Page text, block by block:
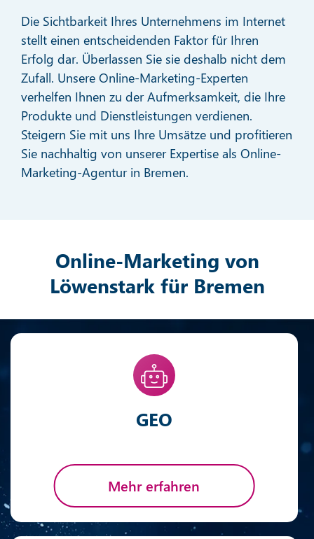
Hier klicken
Friendly
Die Sichtbarkeit Ihres Unternehmens im Internet
stellt einen entscheidenden Faktor für Ihren
Erfolg dar. Überlassen Sie sie deshalb nicht dem
Zufall. Unsere Online-Marketing-Experten
verhelfen Ihnen zu der Aufmerksamkeit, die Ihre
Produkte und Dienstleistungen verdienen.
Steigern Sie mit uns Ihre Umsätze und profitieren
Sie nachhaltig von unserer Expertise als Online-
Marketing-Agentur in Bremen.
Online-Marketing von
Löwenstark für Bremen
GEO
Mehr erfahren